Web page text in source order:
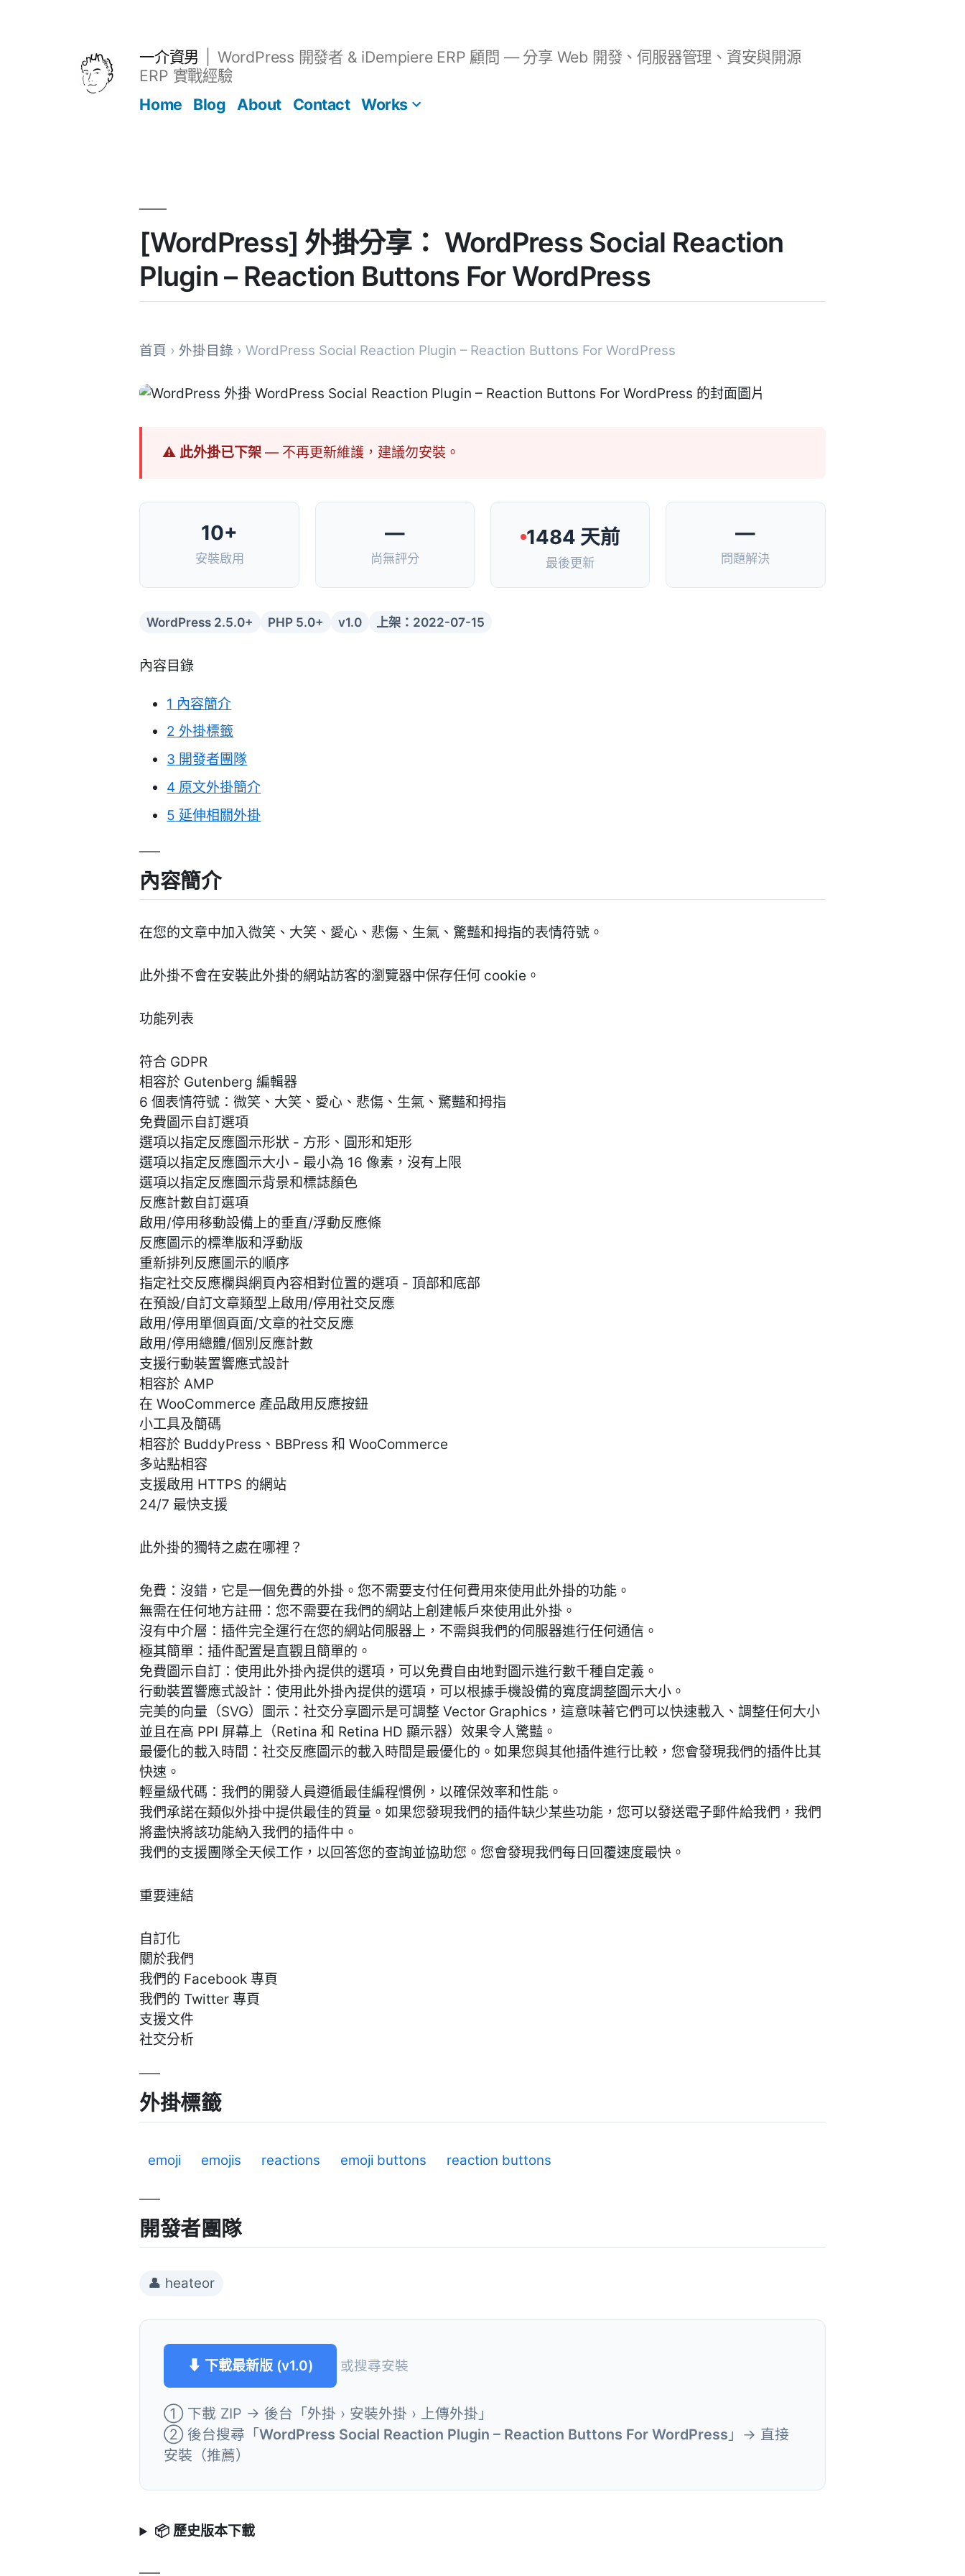
一介資男
WordPress 開發者 & iDempiere ERP 顧問 — 分享 Web 開發、伺服器管理、資安與開源
ERP 實戰經驗
Home
Blog About Contact Works
[WordPress] 外掛分享： WordPress Social Reaction
Plugin – Reaction Buttons For WordPress
首頁 › 外掛目錄 › WordPress Social Reaction Plugin – Reaction Buttons For WordPress
⚠ 此外掛已下架— 不再更新維護，建議勿安裝。
10+
安裝啟用
—
尚無評分
1484 天前
最後更新
—
問題解決
WordPress 2.5.0+ PHP 5.0+ v1.0 上架：2022-07-15
內容目錄
1 內容簡介
2 外掛標籤
3 開發者團隊
4 原文外掛簡介
5 延伸相關外掛
內容簡介
在您的文章中加入微笑、大笑、愛心、悲傷、生氣、驚豔和拇指的表情符號。
此外掛不會在安裝此外掛的網站訪客的瀏覽器中保存任何 cookie。
功能列表
符合 GDPR
相容於 Gutenberg 編輯器
6 個表情符號：微笑、大笑、愛心、悲傷、生氣、驚豔和拇指
免費圖示自訂選項
選項以指定反應圖示形狀 - 方形、圓形和矩形
選項以指定反應圖示大小 - 最小為 16 像素，沒有上限
選項以指定反應圖示背景和標誌顏色
反應計數自訂選項
啟用/停用移動設備上的垂直/浮動反應條
反應圖示的標準版和浮動版
重新排列反應圖示的順序
指定社交反應欄與網頁內容相對位置的選項 - 頂部和底部
在預設/自訂文章類型上啟用/停用社交反應
啟用/停用單個頁面/文章的社交反應
啟用/停用總體/個別反應計數
支援行動裝置響應式設計
相容於 AMP
在 WooCommerce 產品啟用反應按鈕
小工具及簡碼
相容於 BuddyPress、BBPress 和 WooCommerce
多站點相容
支援啟用 HTTPS 的網站
24/7 最快支援
此外掛的獨特之處在哪裡？
免費：沒錯，它是一個免費的外掛。您不需要支付任何費用來使用此外掛的功能。
無需在任何地方註冊：您不需要在我們的網站上創建帳戶來使用此外掛。
沒有中介層：插件完全運行在您的網站伺服器上，不需與我們的伺服器進行任何通信。
極其簡單：插件配置是直觀且簡單的。
免費圖示自訂：使用此外掛內提供的選項，可以免費自由地對圖示進行數千種自定義。
行動裝置響應式設計：使用此外掛內提供的選項，可以根據手機設備的寬度調整圖示大小。
完美的向量（SVG）圖示：社交分享圖示是可調整 Vector Graphics，這意味著它們可以快速載入、調整任何大小
並且在高 PPI 屏幕上（Retina 和 Retina HD 顯示器）效果令人驚豔。
最優化的載入時間：社交反應圖示的載入時間是最優化的。如果您與其他插件進行比較，您會發現我們的插件比其
快速。
輕量級代碼：我們的開發人員遵循最佳編程慣例，以確保效率和性能。
我們承諾在類似外掛中提供最佳的質量。如果您發現我們的插件缺少某些功能，您可以發送電子郵件給我們，我們
將盡快將該功能納入我們的插件中。
我們的支援團隊全天候工作，以回答您的查詢並協助您。您會發現我們每日回覆速度最快。
重要連結
自訂化
關於我們
我們的 Facebook 專頁
我們的 Twitter 專頁
支援文件
社交分析
外掛標籤
emoji emojis reactions emoji buttons reaction buttons
開發者團隊
👤 heateor
⬇ 下載最新版 (v1.0) 或搜尋安裝
① 下載 ZIP → 後台「外掛 › 安裝外掛 › 上傳外掛」
② 後台搜尋「WordPress Social Reaction Plugin – Reaction Buttons For WordPress 」→ 直接
安裝（推薦）
📦 歷史版本下載